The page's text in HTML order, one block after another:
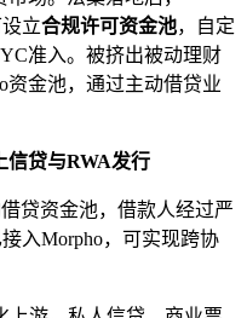
设立合规许可资金池，自定
准入。被挤出被动理财
资金池，通过主动借贷业
信贷与RWA发行
贷资金池，借款人经过严
入Morpho，可实现跨协